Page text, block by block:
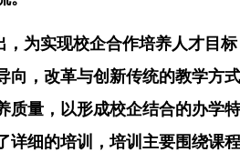
为实现校企合作培养人才目标
向，改革与创新传统的教学方
质量，以形成校企结合的办学
详细的培训，培训主要围绕课